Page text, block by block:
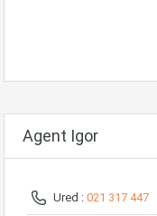
Agent Igor
Ured : 021 317 447